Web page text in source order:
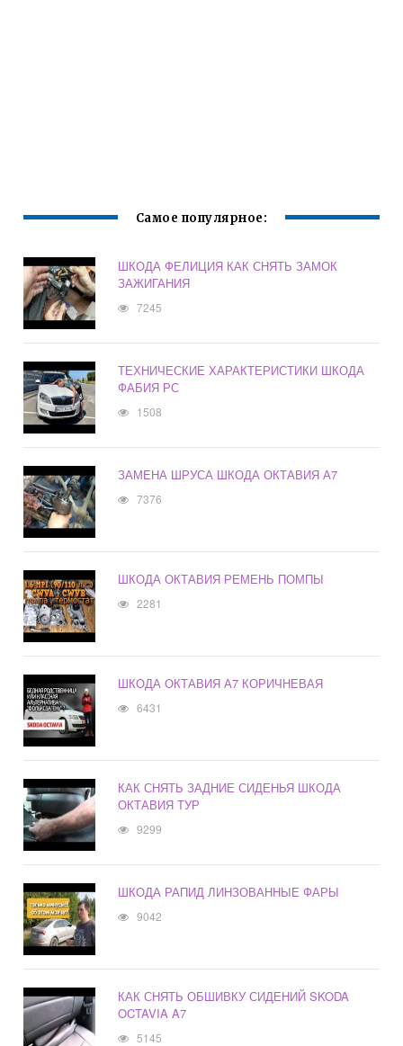
Самое популярное:
ШКОДА ФЕЛИЦИЯ КАК СНЯТЬ ЗАМОК
ЗАЖИГАНИЯ
7245
ТЕХНИЧЕСКИЕ ХАРАКТЕРИСТИКИ ШКОДА
ФАБИЯ РС
1508
ЗАМЕНА ШРУСА ШКОДА ОКТАВИЯ А7
7376
ШКОДА ОКТАВИЯ РЕМЕНЬ ПОМПЫ
2281
ШКОДА ОКТАВИЯ А7 КОРИЧНЕВАЯ
6431
КАК СНЯТЬ ЗАДНИЕ СИДЕНЬЯ ШКОДА
ОКТАВИЯ ТУР
9299
ШКОДА РАПИД ЛИНЗОВАННЫЕ ФАРЫ
9042
КАК СНЯТЬ ОБШИВКУ СИДЕНИЙ SKODA
OCTAVIA A7
5145